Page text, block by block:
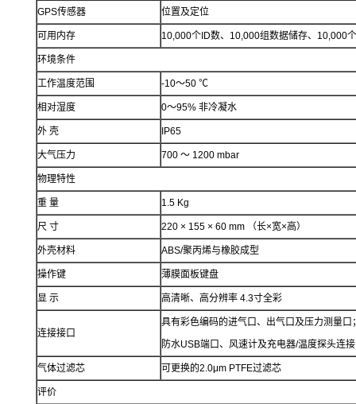
GPS传感器 位置及定位
可用内存 10,000个ID数、10,000组数据储存、10,000
环境条件
工作温度范围 -10～50 ℃
相对湿度 0～95% 非冷凝水
外 壳 IP65
大气压力 700 ～ 1200 mbar
物理特性
重 量 1.5 Kg
尺 寸 220 × 155 × 60 mm （长×宽×高）
外壳材料 ABS/聚丙烯与橡胶成型
操作键 薄膜面板键盘
显 示 高清晰、高分辨率 4.3寸全彩
连接接口
具有彩色编码的进气口、出气口及压力测量口
防水USB端口、风速计及充电器/温度探头连
气体过滤芯 可更换的2.0μm PTFE过滤芯
评价